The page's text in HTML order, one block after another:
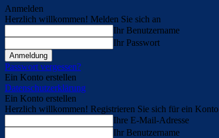
Anmelden
Herzlich willkommen! Melden Sie sich an
Ihr Benutzername
Ihr Passwort
Passwort vergessen?
Ein Konto erstellen
Datenschutzerklärung
Ein Konto erstellen
Herzlich willkommen! Registrieren Sie sich für ein Konto
Ihre E-Mail-Adresse
Ihr Benutzername